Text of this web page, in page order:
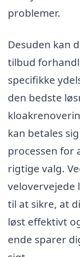
problemer.
Desuden kan
tilbud
specifikke
den bedste
kan betales
processen for
rigtige valg.
velovervejede
til at sikre, at
løst effektivt
ende sparer